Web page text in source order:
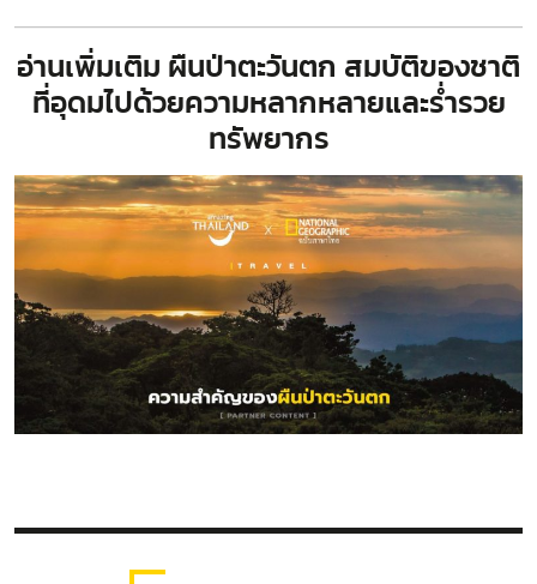
อ่านเพิ่มเติม ผืนป่าตะวันตก สมบัติของชาติ
ที่อุดมไปด้วยความหลากหลายและร่ำรวย
ทรัพยากร